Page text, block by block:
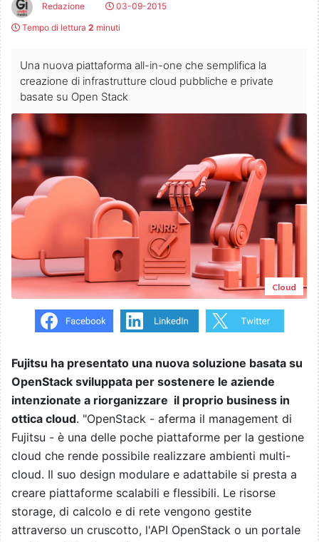
Redazione
03-09-2015
Tempo di lettura 2 minuti
Una nuova piattaforma all-in-one che semplifica la
creazione di infrastrutture cloud pubbliche e private
basate su Open Stack
Cloud
Fujitsu ha presentato una nuova soluzione basata su
OpenStack sviluppata per sostenere le aziende
intenzionate a riorganizzare il proprio business in
ottica cloud. "OpenStack - aferma il management di
Fujitsu - è una delle poche piattaforme per la gestione
cloud che rende possibile realizzare ambienti multi-
cloud. Il suo design modulare e adattabile si presta a
creare piattaforme scalabili e flessibili. Le risorse
storage, di calcolo e di rete vengono gestite
attraverso un cruscotto, l'API OpenStack o un portale